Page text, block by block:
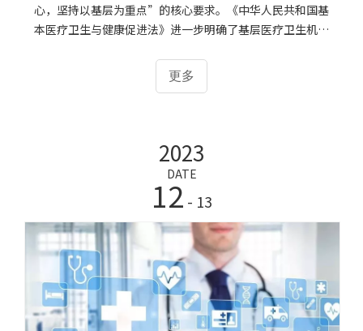
心，坚持以基层为重点”的核心要求。《中华人民共和国基
本医疗卫生与健康促进法》进一步明确了基层医疗卫生机构
提出“共建共享、全民健康”，是建设健康中国的战略主
题。核心是以人民健康为中心，坚持以基层为重点推行健康
更多
2023
DATE
12 - 13